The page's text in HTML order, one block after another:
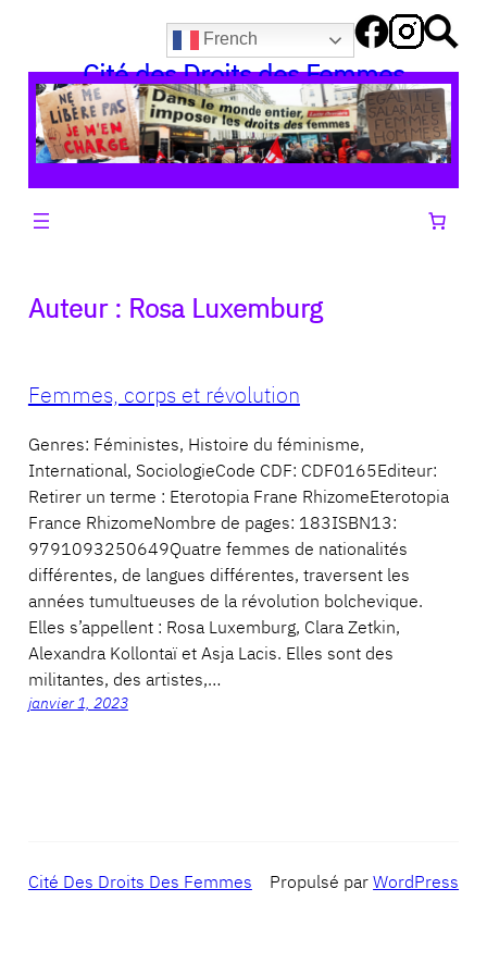
contenu
French
Cité des Droits des Femmes
Auteur : Rosa Luxemburg
Femmes, corps et révolution
Genres: Féministes, Histoire du féminisme,
International, SociologieCode CDF: CDF0165Editeur:
Retirer un terme : Eterotopia Frane RhizomeEterotopia
France RhizomeNombre de pages: 183ISBN13:
9791093250649Quatre femmes de nationalités
différentes, de langues différentes, traversent les
années tumultueuses de la révolution bolchevique.
Elles s’appellent : Rosa Luxemburg, Clara Zetkin,
Alexandra Kollontaï et Asja Lacis. Elles sont des
militantes, des artistes,…
janvier 1, 2023
Cité Des Droits Des Femmes Propulsé parWordPress